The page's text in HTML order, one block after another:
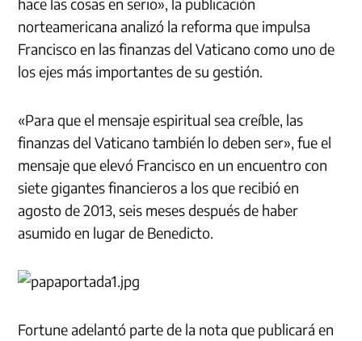
norteamericana analizó la reforma que impulsa
Francisco en las finanzas del Vaticano como uno de
los ejes más importantes de su gestión.
«Para que el mensaje espiritual sea creíble, las
finanzas del Vaticano también lo deben ser», fue el
mensaje que elevó Francisco en un encuentro con
siete gigantes financieros a los que recibió en
agosto de 2013, seis meses después de haber
asumido en lugar de Benedicto.
Fortune adelantó parte de la nota que publicará en